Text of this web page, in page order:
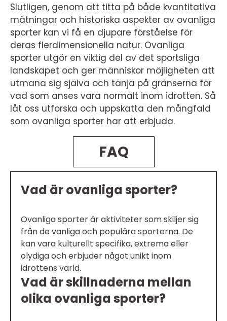
Slutligen, genom att titta på både kvantitativa
mätningar och historiska aspekter av ovanliga
sporter kan vi få en djupare förståelse för
deras flerdimensionella natur. Ovanliga
sporter utgör en viktig del av det sportsliga
landskapet och ger människor möjligheten att
utmana sig själva och tänja på gränserna för
vad som anses vara normalt inom idrotten. Så
låt oss utforska och uppskatta den mångfald
som ovanliga sporter har att erbjuda.
FAQ
Vad är ovanliga sporter?
Ovanliga sporter är aktiviteter som skiljer sig
från de vanliga och populära sporterna. De
kan vara kulturellt specifika, extrema eller
olydiga och erbjuder något unikt inom
idrottens värld.
Vad är skillnaderna mellan
olika ovanliga sporter?